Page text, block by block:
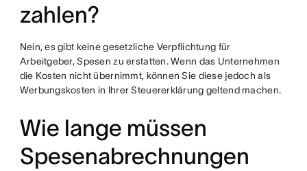
zahlen?
Nein, es gibt keine gesetzliche Verpflichtung für
Arbeitgeber, Spesen zu erstatten. Wenn das Unternehmen
die Kosten nicht übernimmt, können Sie diese jedoch als
Werbungskosten in Ihrer Steuererklärung geltend machen.
Wie lange müssen
Spesenabrechnungen